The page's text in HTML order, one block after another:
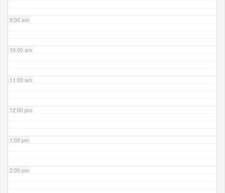
9:00 am
10:00 am
11:00 am
12:00 pm
1:00 pm
2:00 pm